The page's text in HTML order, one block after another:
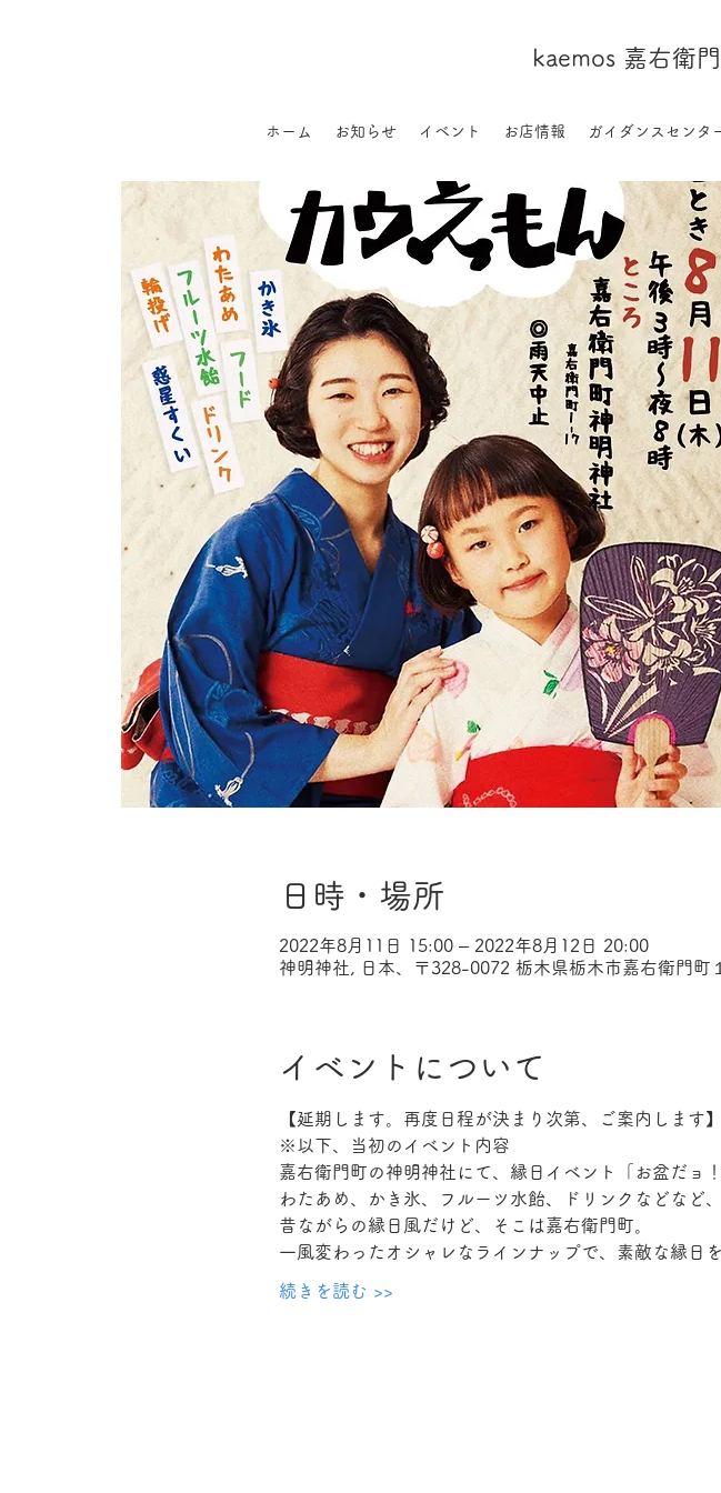
kaemos 嘉右衛
ホーム お知らせ イベント お店情報 ガイダンスセンタ
日時・場所
2022年8月11日 15:00 – 2022年8月12日 20:00
神明神社, 日本、〒328-0072 栃木県栃木市嘉右衛門町
イベントについて
【延期します。再度日程が決まり次第、ご案内します】
※以下、当初のイベント内容
嘉右衛門町の神明神社にて、縁日イベント「お盆だョ
わたあめ、かき氷、フルーツ水飴、ドリンクなどなど、
昔ながらの縁日風だけど、そこは嘉右衛門町。
一風変わったオシャレなラインナップで、素敵な縁日を
続きを読む >>